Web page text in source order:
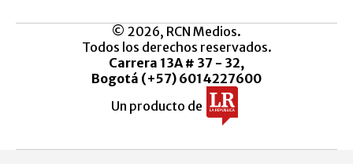
© 2026, RCN Medios.
Todos los derechos reservados.
Carrera 13A # 37 - 32,
Bogotá (+57) 6014227600
Un producto de